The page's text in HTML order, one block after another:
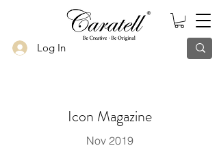
Log In
Icon Magazine
Nov 2019